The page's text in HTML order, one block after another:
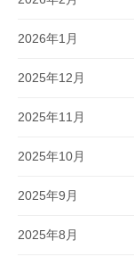
2026年1月
2025年12月
2025年11月
2025年10月
2025年9月
2025年8月